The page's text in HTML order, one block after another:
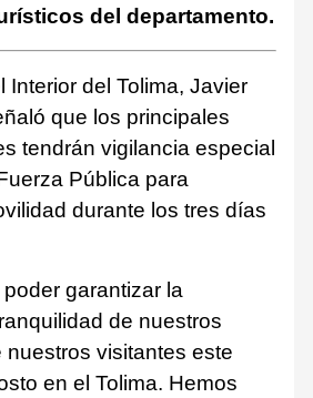
del departamento.
Interior del Tolima, Javier
que los principales
tendrán vigilancia especial
Pública para
durante los tres días
poder garantizar la
de nuestros
nuestros visitantes este
en el Tolima. Hemos